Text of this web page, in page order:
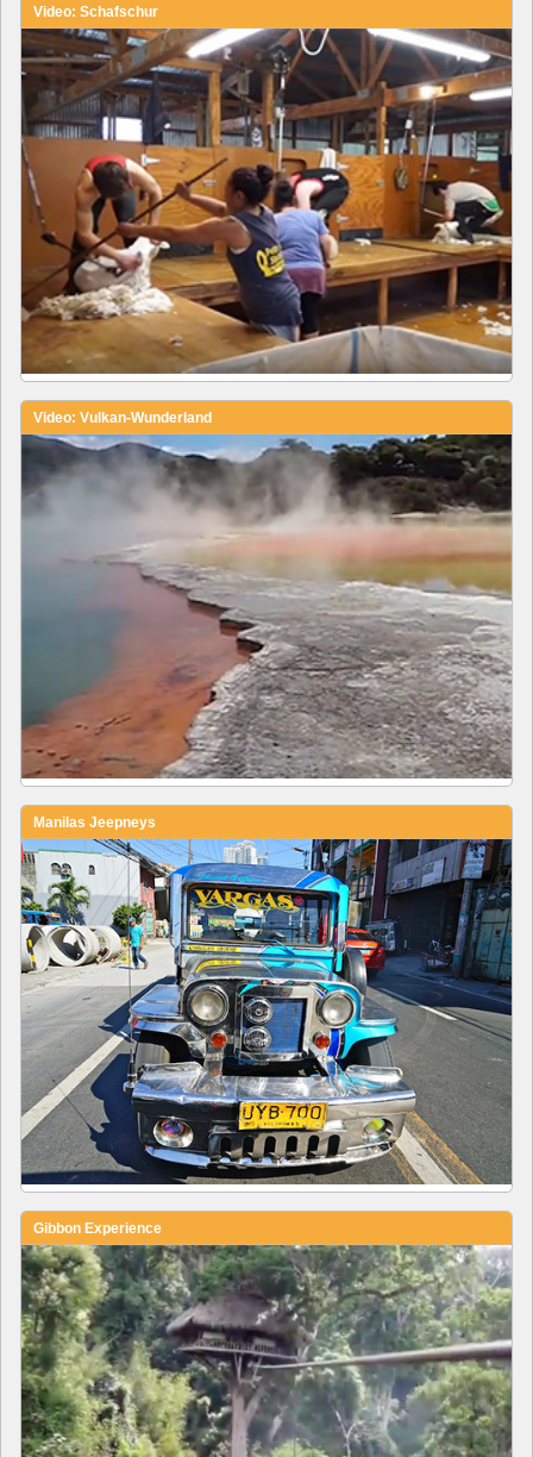
Video: Schafschur
Video: Vulkan-Wunderland
Manilas Jeepneys
Gibbon Experience